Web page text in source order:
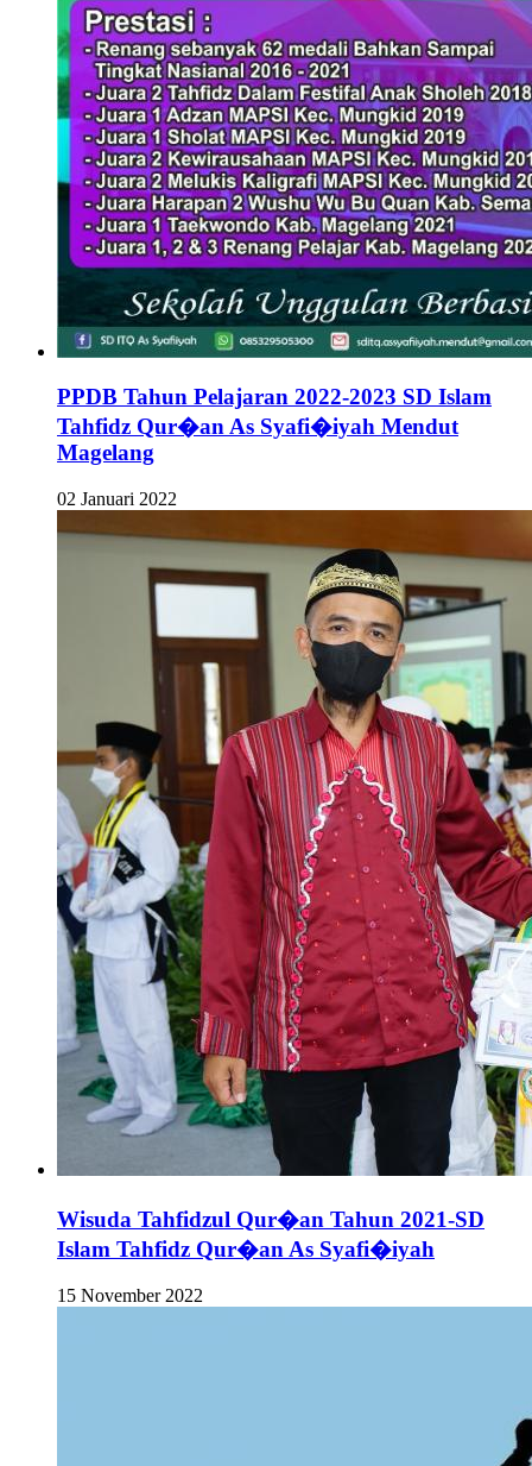
PPDB Tahun Pelajaran 2022-2023 SD Islam
Tahfidz Qur�an As Syafi�iyah Mendut
Magelang
02 Januari 2022
Wisuda Tahfidzul Qur�an Tahun 2021-SD
Islam Tahfidz Qur�an As Syafi�iyah
15 November 2022